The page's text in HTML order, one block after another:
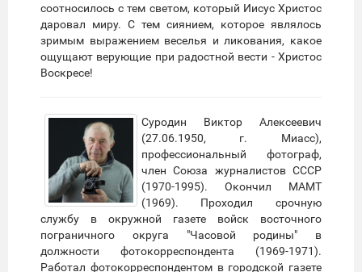
соотносилось с тем светом, который Иисус Христос
даровал миру. С тем сиянием, которое являлось
зримым выражением веселья и ликования, какое
ощущают верующие при радостной вести - Христос
Воскресе!
Суродин Виктор Алексеевич
(27.06.1950, г. Миасс),
профессиональный фотограф,
член Союза журналистов СССР
(1970-1995). Окончил МАМТ
(1969). Проходил срочную
службу в окружной газете войск восточного
пограничного округа "Часовой родины" в
должности фотокорреспондента (1969-1971).
Работал фотокорреспондентом в городской газете